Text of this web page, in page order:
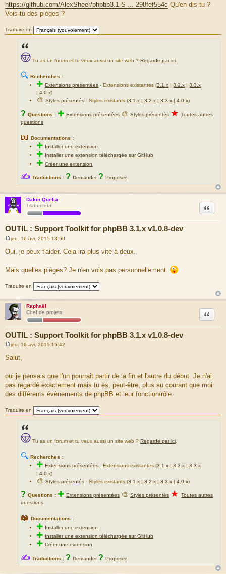
https://github.com/AlexSheer/phpbb3.1-S ... 298fef554c Qu'en dis tu ?
Vois-tu des pièges ?
Traduire en
Tu as un forum et tu veux aussi un site web ? Regarde par ici
🔍 Recherches :
✚Extensions présentées -Extensions existantes (3.1.x |3.2.x |3.3.x
|4.0.x)
🎨Styles présentés - Styles existants (3.1.x |3.2.x |3.3.x |4.0.x)
? Questions : ✚ Extensions présentées 🎨 Styles présentés ★ Toutes autres
questions
📖 Documentations :
✚ Installer une extension
✚ Installer une extension téléchargée sur GitHub
✚Créer une extension
✍ Traductions : ? Demander ? Proposer
Dakin Quelia
Traducteur
OUTIL : Support Toolkit for phpBB 3.1.x v1.0.8-dev
Citation
M
s
g
jeu. 16 avr. 2015 13:50
Oui, je peux t'aider. Cela ira plus vite à deux.
Mais quelles pièges? Je n'en vois pas personnellement.
Traduire en
Raphaël
Chef de projets
OUTIL : Support Toolkit for phpBB 3.1.x v1.0.8-dev
Citation
e
s
a
g
e
jeu. 16 avr. 2015 15:42
Salut,
oui je pensais que l'un pourrait partir de la fin et l'autre du début. Je n'ai
pas regardé exactement mais tu es, peut-être, plus au courant que moi
des différents évènements de phpBB et leur fonction/rôle.
Traduire en
Tu as un forum et tu veux aussi un site web ? Regarde par ici
🔍 Recherches :
✚Extensions présentées -Extensions existantes (3.1.x |3.2.x |3.3.x
|4.0.x)
🎨Styles présentés - Styles existants (3.1.x |3.2.x |3.3.x |4.0.x)
? Questions : ✚ Extensions présentées 🎨 Styles présentés ★ Toutes autres
questions
📖 Documentations :
✚ Installer une extension
✚ Installer une extension téléchargée sur GitHub
✚Créer une extension
✍ Traductions : ? Demander ? Proposer